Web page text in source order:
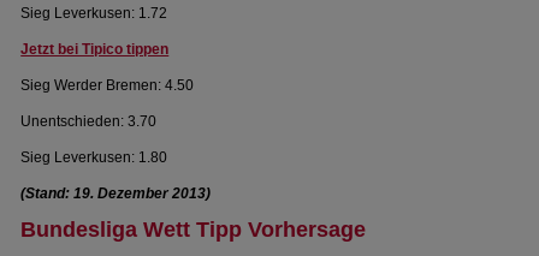
Sieg Leverkusen: 1.72
Jetzt bei Tipico tippen
Sieg Werder Bremen: 4.50
Unentschieden: 3.70
Sieg Leverkusen: 1.80
(Stand: 19. Dezember 2013)
Bundesliga Wett Tipp Vorhersage